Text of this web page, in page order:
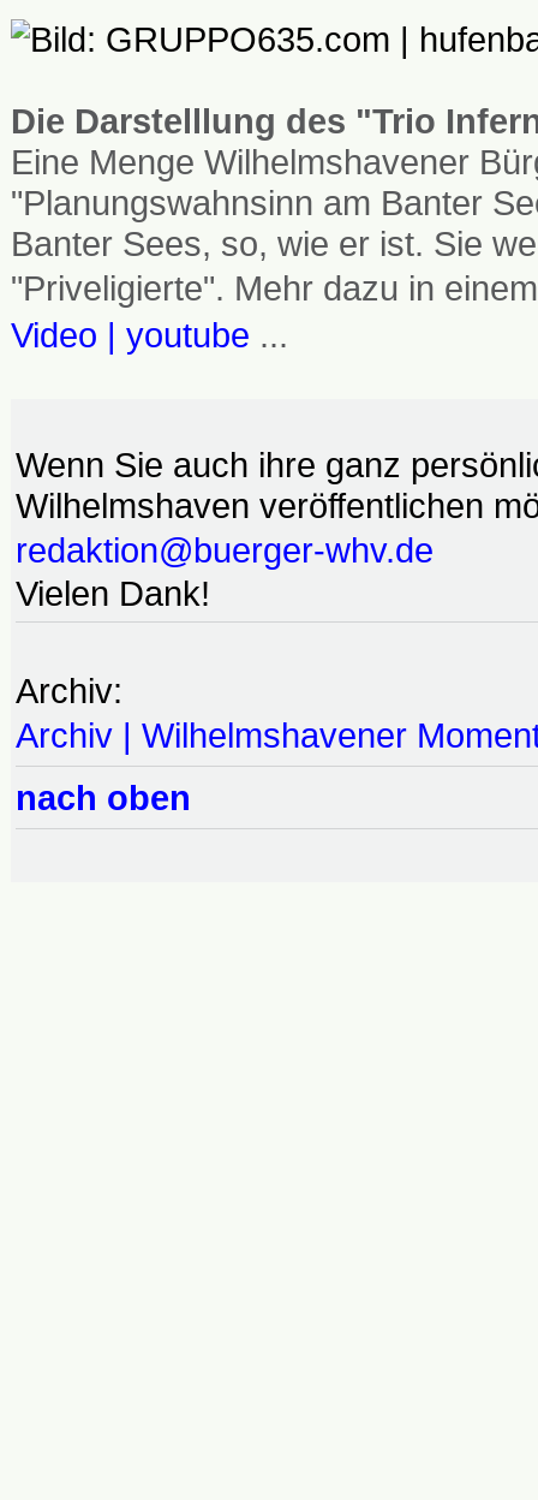
Die Darstelllung des "Trio
Eine Menge Wilhelmshavener
"Planungswahnsinn am Banter
Banter Sees, so, wie er ist. Sie
"Priveligierte". Mehr dazu in
Video | youtube ...
Wenn Sie auch ihre ganz
Wilhelmshaven veröffentlichen
redaktion@buerger-whv.de
Vielen Dank!
Archiv:
Archiv | Wilhelmshavener
nach oben